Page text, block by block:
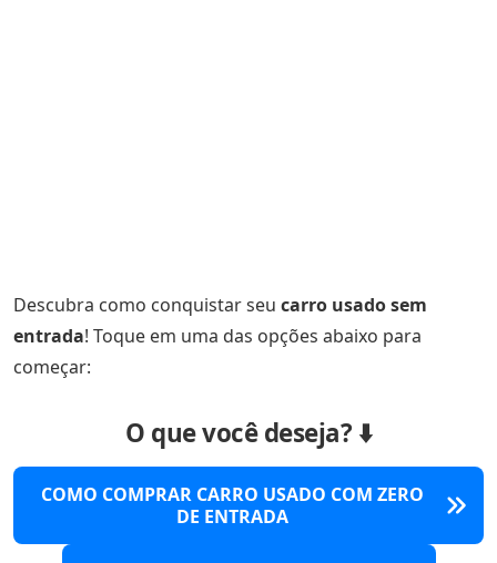
Descubra como conquistar seu carro usado sem
entrada! Toque em uma das opções abaixo para
começar:
O que você deseja? ⬇️
COMO COMPRAR CARRO USADO COM ZERO
DE ENTRADA